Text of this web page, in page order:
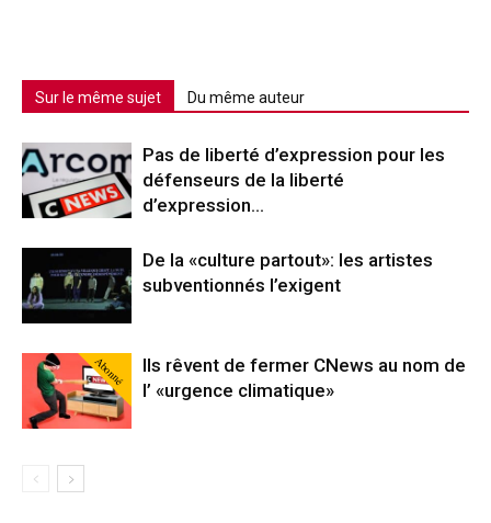
Sur le même sujet Du même auteur
Pas de liberté d’expression pour les
défenseurs de la liberté
d’expression…
De la «culture partout»: les artistes
subventionnés l’exigent
Abonné
Ils rêvent de fermer CNews au nom de
l’ «urgence climatique»